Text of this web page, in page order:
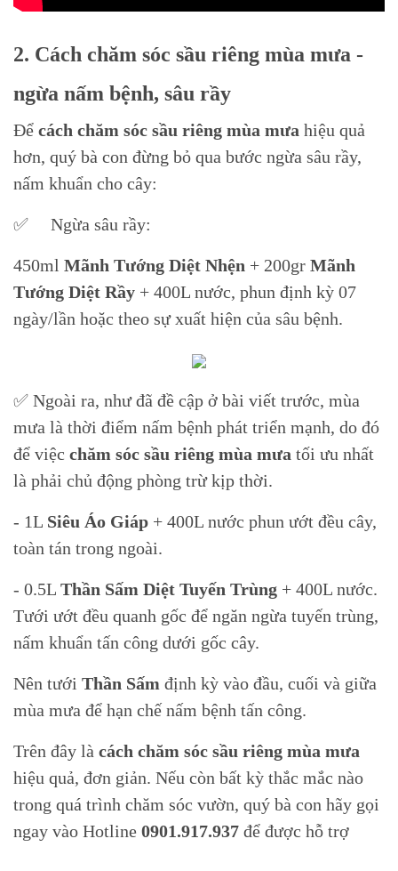
2. Cách chăm sóc sầu riêng mùa mưa -
ngừa nấm bệnh, sâu rầy
Để cách chăm sóc sầu riêng mùa mưa hiệu quả
hơn, quý bà con đừng bỏ qua bước ngừa sâu rầy,
nấm khuẩn cho cây:
✅ Ngừa sâu rầy:
450ml Mãnh Tướng Diệt Nhện + 200gr Mãnh
Tướng Diệt Rầy + 400L nước, phun định kỳ 07
ngày/lần hoặc theo sự xuất hiện của sâu bệnh.
✅ Ngoài ra, như đã đề cập ở bài viết trước, mùa
mưa là thời điểm nấm bệnh phát triển mạnh, do đó
để việc chăm sóc sầu riêng mùa mưa tối ưu nhất
là phải chủ động phòng trừ kịp thời.
- 1L Siêu Áo Giáp + 400L nước phun ướt đều cây,
toàn tán trong ngoài.
- 0.5L Thần Sấm Diệt Tuyến Trùng + 400L nước.
Tưới ướt đều quanh gốc để ngăn ngừa tuyến trùng,
nấm khuẩn tấn công dưới gốc cây.
Nên tưới Thần Sấm định kỳ vào đầu, cuối và giữa
mùa mưa để hạn chế nấm bệnh tấn công.
Trên đây là cách chăm sóc sầu riêng mùa mưa
hiệu quả, đơn giản. Nếu còn bất kỳ thắc mắc nào
trong quá trình chăm sóc vườn, quý bà con hãy gọi
ngay vào Hotline 0901.917.937 để được hỗ trợ